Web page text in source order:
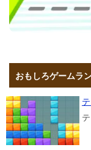
おもしろゲームラ